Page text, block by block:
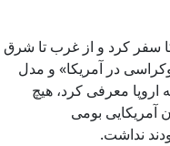
سفر کرد و از غرب تا شرق
در آمریکا» و مدل
اروپا معرفی کرد، هیچ
آمریکایی بومی
نداشت.